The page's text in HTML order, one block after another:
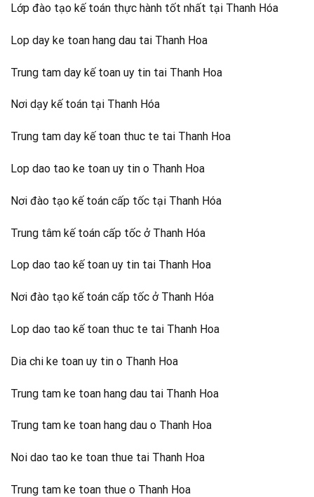
Lớp đào tạo kế toán thực hành tốt nhất tại Thanh Hóa
Lop day ke toan hang dau tai Thanh Hoa
Trung tam day kế toan uy tin tai Thanh Hoa
Nơi dạy kế toán tại Thanh Hóa
Trung tam day kế toan thuc te tai Thanh Hoa
Lop dao tao ke toan uy tin o Thanh Hoa
Nơi đào tạo kế toán cấp tốc tại Thanh Hóa
Trung tâm kế toán cấp tốc ở Thanh Hóa
Lop dao tao kế toan uy tin tai Thanh Hoa
Nơi đào tạo kế toán cấp tốc ở Thanh Hóa
Lop dao tao kế toan thuc te tai Thanh Hoa
Dia chi ke toan uy tin o Thanh Hoa
Trung tam ke toan hang dau tai Thanh Hoa
Trung tam ke toan hang dau o Thanh Hoa
Noi dao tao ke toan thue tai Thanh Hoa
Trung tam ke toan thue o Thanh Hoa